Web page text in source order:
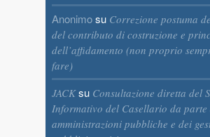
Anonimosu Correzione postuma
del contributo di costruzione e
dell’affidamento (non proprio
fare)
JACKsu Consultazione diretta del
Informativo del Casellario da parte
amministrazioni pubbliche e dei